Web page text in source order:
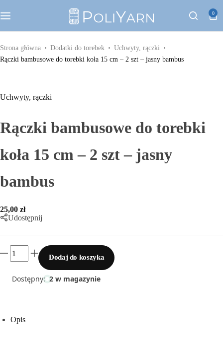
0
Strona główna Dodatki do torebek
Uchwyty, rączki
Rączki bambusowe do torebki koła 15 cm – 2 szt – jasny bambus
Uchwyty, rączki
Rączki bambusowe do torebki
koła 15 cm – 2 szt – jasny
bambus
25,00 zł
Udostępnij
Dodaj do koszyka
Dostępny: 2 w magazynie
Opis
Galanteria metalowa
Galanteria skórzana
Paski do torebek
Eko skóra
Narzędzia i akcesoria
Rafia